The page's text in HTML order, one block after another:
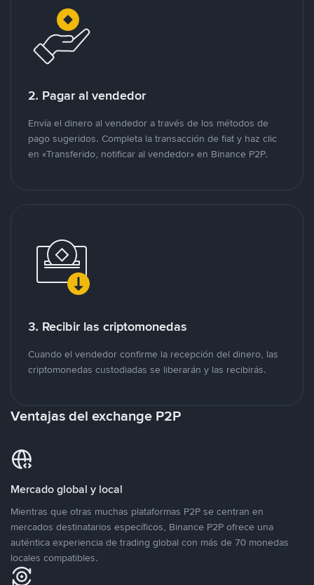
2. Pagar al vendedor
Envía el dinero al vendedor a través de los métodos de
pago sugeridos. Completa la transacción de fiat y haz clic
en «Transferido, notificar al vendedor» en Binance P2P.
3. Recibir las criptomonedas
Cuando el vendedor confirme la recepción del dinero, las
criptomonedas custodiadas se liberarán y las recibirás.
Ventajas del exchange P2P
Mercado global y local
Mientras que otras muchas plataformas P2P se centran en
mercados destinatarios específicos, Binance P2P ofrece una
auténtica experiencia de trading global con más de 70 monedas
locales compatibles.